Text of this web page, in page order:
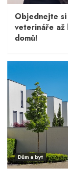
Objednejte si
veterináře až
domů!
Dům a byt